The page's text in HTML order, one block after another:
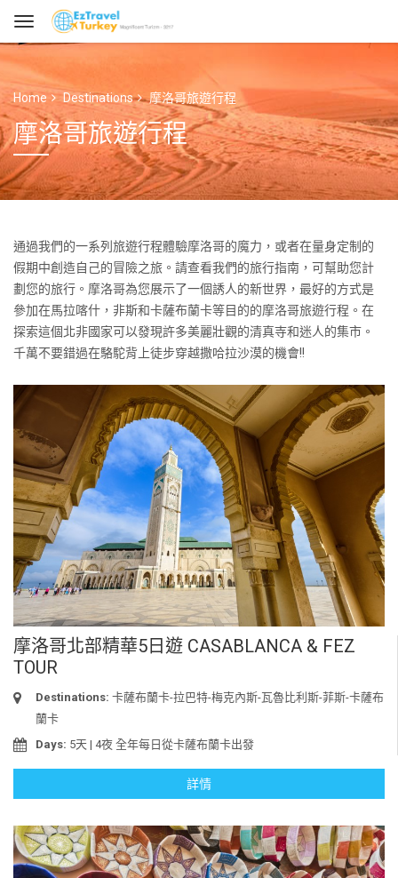
Home Destinations 摩洛哥旅遊行程
摩洛哥旅遊行程
通過我們的一系列旅遊行程體驗摩洛哥的魔力，或者在量身定制的
假期中創造自己的冒險之旅。請查看我們的旅行指南，可幫助您計
劃您的旅行。摩洛哥為您展示了一個誘人的新世界，最好的方式是
參加在馬拉喀什，非斯和卡薩布蘭卡等目的的摩洛哥旅遊行程。在
探索這個北非國家可以發現許多美麗壯觀的清真寺和迷人的集市。
千萬不要錯過在駱駝背上徒步穿越撒哈拉沙漠的機會!!
摩洛哥北部精華5日遊 CASABLANCA & FEZ
TOUR
Destinations: 卡薩布蘭卡-拉巴特-梅克內斯-瓦魯比利斯-菲斯-卡薩布
蘭卡
Days: 5天 | 4夜 全年每日從卡薩布蘭卡出發
詳情